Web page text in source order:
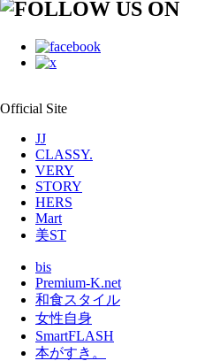
Official Site
JJ
CLASSY.
VERY
STORY
HERS
Mart
美ST
bis
Premium-K.net
和食スタイル
女性自身
SmartFLASH
本がすき。